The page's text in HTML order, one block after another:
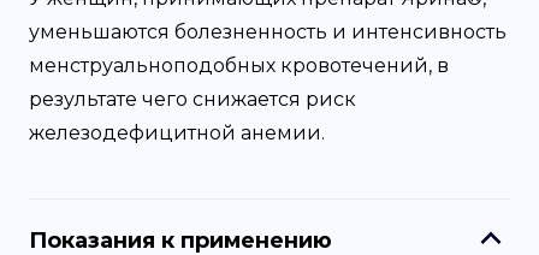
уменьшаются болезненность и интенсивность
менструальноподобных кровотечений, в
результате чего снижается риск
железодефицитной анемии.
Показания к применению